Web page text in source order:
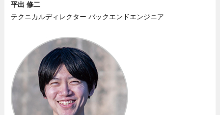
平出 修二
テクニカルディレクター バックエンドエンジニア